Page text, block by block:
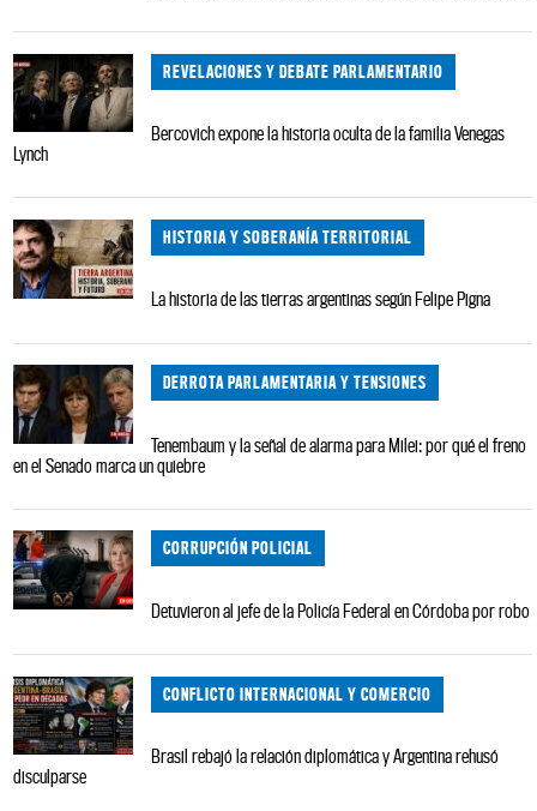
REVELACIONES Y DEBATE PARLAMENTARIO
Bercovich expone la historia oculta de la familia Venegas
Lynch
HISTORIA Y SOBERANÍA TERRITORIAL
La historia de las tierras argentinas según Felipe Pigna
DERROTA PARLAMENTARIA Y TENSIONES
Tenembaum y la señal de alarma para Milei: por qué el freno
en el Senado marca un quiebre
CORRUPCIÓN POLICIAL
Detuvieron al jefe de la Policía Federal en Córdoba por robo
CONFLICTO INTERNACIONAL Y COMERCIO
Brasil rebajó la relación diplomática y Argentina rehusó
disculparse